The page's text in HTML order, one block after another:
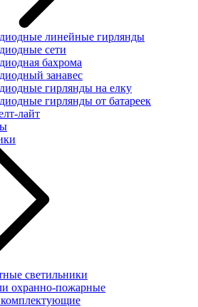
линейные гирлянды
сети
бахрома
занавес
гирлянды на елку
гирлянды от батареек
лайт
светильники
охранно-пожарные